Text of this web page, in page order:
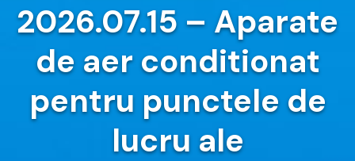
2026.07.15 – Aparate
de aer conditionat
pentru punctele de
lucru ale